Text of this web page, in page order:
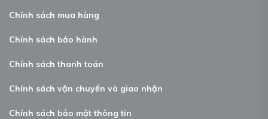
Chính sách mua hàng
Chính sách bảo hành
Chính sách thanh toán
Chính sách vận chuyển và giao nhận
Chính sách bảo mật thông tin